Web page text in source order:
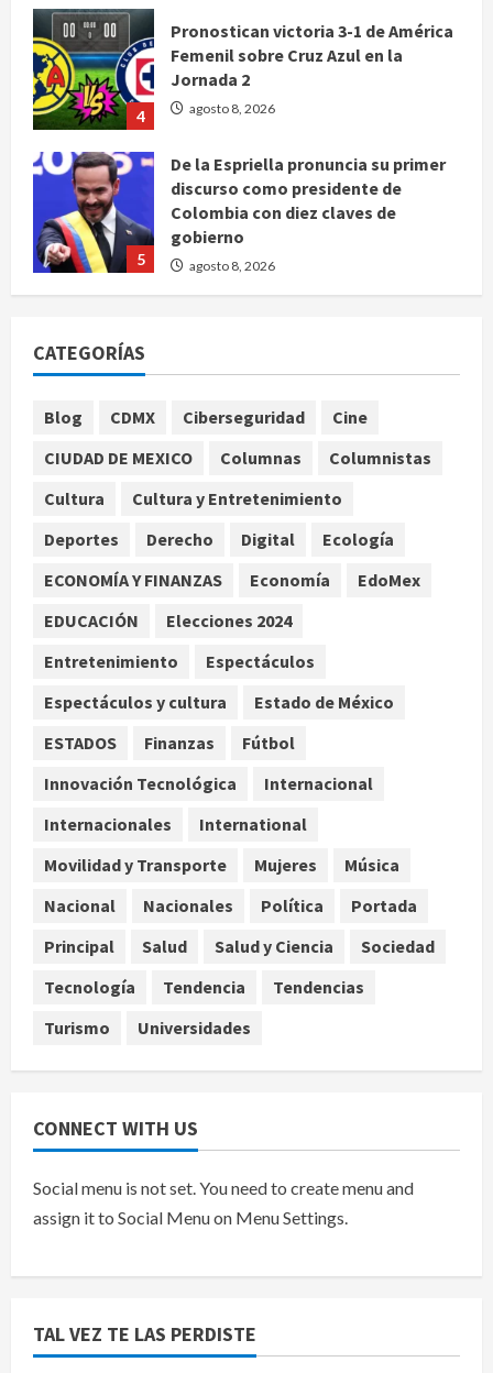
4
Pronostican victoria 3-1 de América
Femenil sobre Cruz Azul en la
Jornada 2
agosto 8, 2026
5
De la Espriella pronuncia su primer
discurso como presidente de
Colombia con diez claves de
gobierno
agosto 8, 2026
México Sub-20 derrota a Canadá y
Concacaf
agosto 8, 2026
2025 a niveles previos a la
pandemia, señala Inegi
4
Pronostican victoria 3-1 de América
Jornada 2
agosto 8, 2026
De la Espriella pronuncia su primer
discurso como presidente de
gobierno
agosto 8, 2026
CATEGORÍAS
Blog CDMX Ciberseguridad
Cine
CIUDAD DE MEXICO
Columnas
Columnistas
Cultura
Cultura y Entretenimiento
Deportes
Derecho Digital
Ecología
ECONOMÍA Y FINANZAS
Economía
EdoMex
EDUCACIÓN
Elecciones 2024
Entretenimiento
Espectáculos
Espectáculos y cultura
Estado de México
ESTADOS
Finanzas
Fútbol
Innovación Tecnológica
Internacional
Internacionales
International
Movilidad y Transporte
Mujeres
Música
Nacional
Nacionales Política
Portada
Principal
Salud Salud y Ciencia
Sociedad
Tecnología
Tendencia
Tendencias
Turismo
Universidades
CONNECT WITH US
Social menu is not set. You need to create menu and
assign it to Social Menu on Menu Settings.
TAL VEZ TE LAS PERDISTE